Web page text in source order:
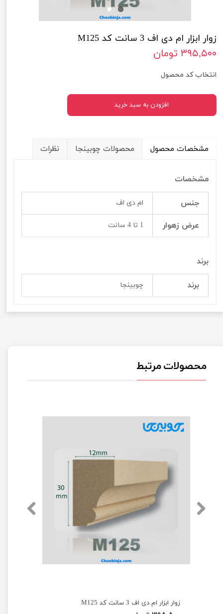
زوار ابزار ام دی اف 3 سانت کد M125
۳۹۵,۵۰۰ تومان
انتخاب کد محصول
افزودن به سبد خرید
مشخصات محصول محصولات چوبینجا نظرات
مشخصات
جنس ام دی اف
عرض زهوار 1 تا 4 سانت
برند
برند چوبینجا
محصولات مرتبط
زوار ابزار ام دی اف 3 سانت کد M125